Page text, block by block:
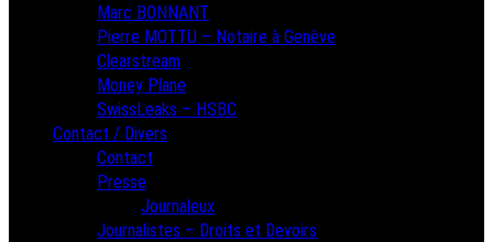
Marc BONNANT
Pierre MOTTU – Notaire à Genève
Clearstream
Money Plane
SwissLeaks – HSBC
Contact / Divers
Contact
Presse
Journaleux
Journalistes – Droits et Devoirs